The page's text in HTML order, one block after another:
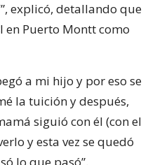
explicó, detallando que
en Puerto Montt como
a mi hijo y por eso se
la tuición y después,
siguió con él (con el
y esta vez se quedó